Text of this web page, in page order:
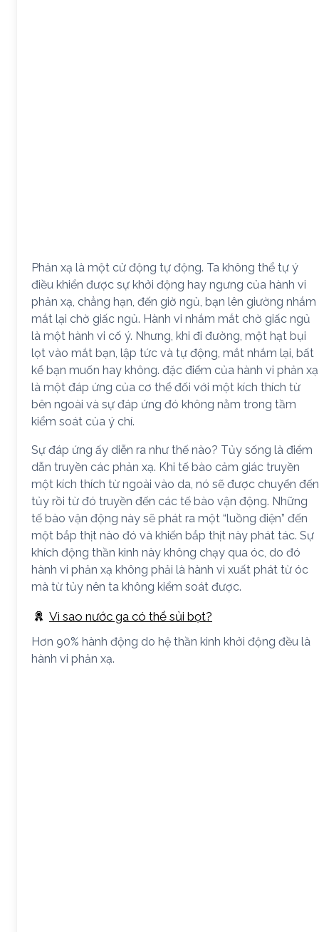
Phản xạ là một cử động tự động. Ta không thể tự ý
điều khiển được sự khởi động hay ngưng của hành vi
phản xạ, chẳng hạn, đến giờ ngủ, bạn lên giường nhắm
mắt lại chờ giấc ngủ. Hành vi nhắm mắt chờ giấc ngủ
là một hành vi cố ý. Nhưng, khi đi đường, một hạt bụi
lọt vào mắt bạn, lập tức và tự động, mắt nhắm lại, bất
kể bạn muốn hay không. đặc điểm của hành vi phản xạ
là một đáp ứng của cơ thể đối với một kích thích từ
bên ngoài và sự đáp ứng đó không nằm trong tầm
kiểm soát của ý chí.
Sự đáp ứng ấy diễn ra như thế nào? Tủy sống là điểm
dẫn truyền các phản xạ. Khi tế bào cảm giác truyền
một kích thích từ ngoài vào da, nó sẽ được chuyển đến
tủy rồi từ đó truyền đến các tế bào vận động. Những
tế bào vận động này sẽ phát ra một “luồng điện” đến
một bắp thịt nào đó và khiến bắp thịt này phát tác. Sự
khích động thần kinh này không chạy qua óc, do đó
hành vi phản xạ không phải là hành vi xuất phát từ óc
mà từ tủy nên ta không kiểm soát được.
Vì sao nước ga có thể sủi bọt?
Hơn 90% hành động do hệ thần kinh khởi động đều là
hành vi phản xạ.